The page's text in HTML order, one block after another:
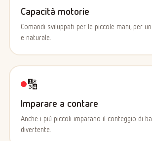
Capacità motorie
Comandi sviluppati per le piccole mani, per
e naturale.
🔢
Imparare a contare
Anche i più piccoli imparano il conteggio di
divertente.